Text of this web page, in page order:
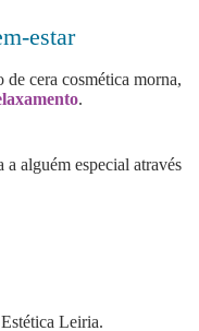
estar
de cera cosmética morna,
.
alguém especial através